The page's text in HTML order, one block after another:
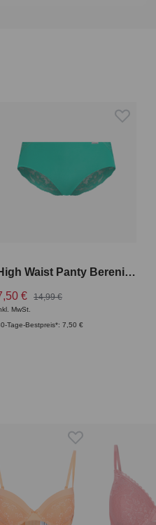
High Waist Panty Berenice
€
14,99 €
MwSt.
Tage-Bestpreis*: 7,50 €